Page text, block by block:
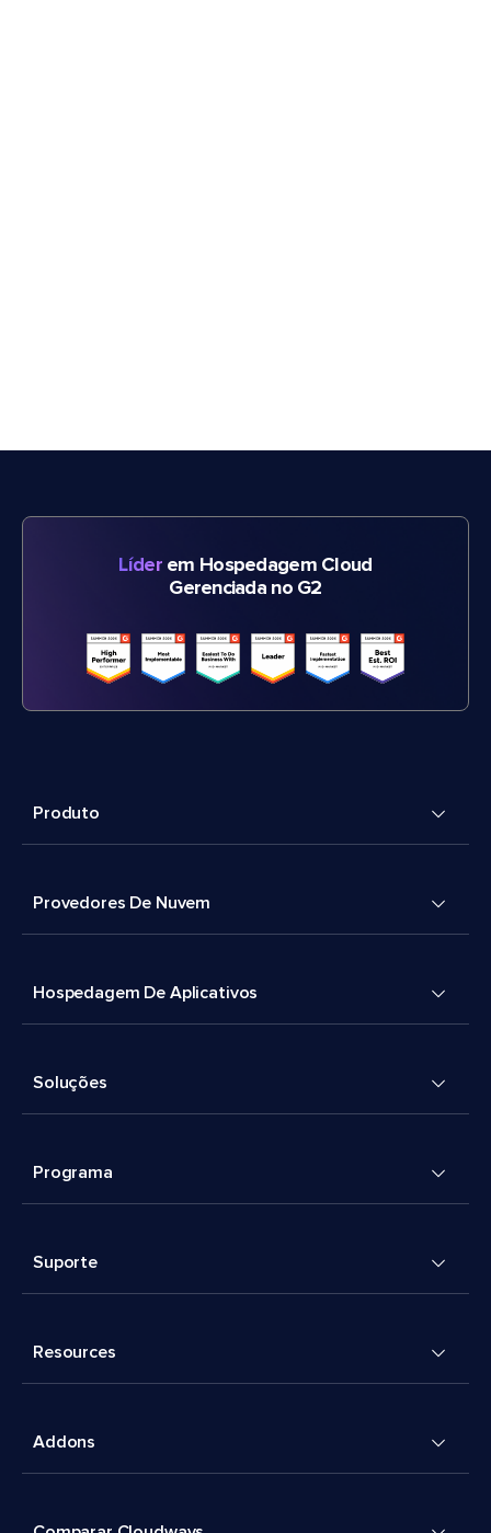
Líderem Hospedagem Cloud
Gerenciada no G2
Produto
Provedores De Nuvem
Hospedagem De Aplicativos
Soluções
Programa
Suporte
Resources
Addons